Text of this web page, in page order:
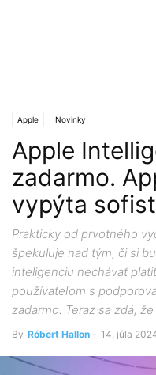
Apple Novinky
Apple
zadarmo.
vypýta
Prakticky od prvotného
špekuluje nad tým, či si
inteligenciu nechávať
používateľom s
zadarmo. Teraz sa zdá,
By Róbert Hallon - 14. júla